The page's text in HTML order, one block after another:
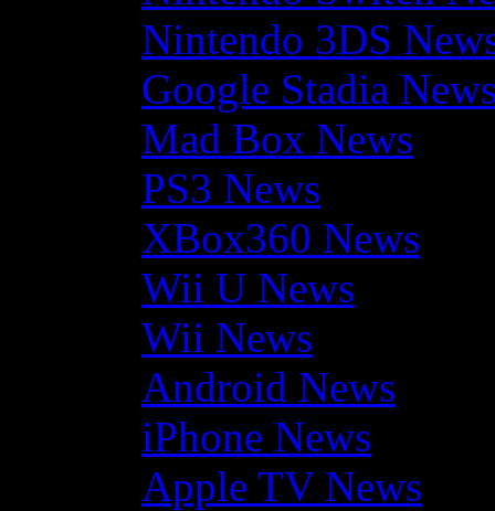
Nintendo 3DS
Google Stadia
Mad Box News
PS3 News
XBox360 News
Wii U News
Wii News
Android News
iPhone News
Apple TV News